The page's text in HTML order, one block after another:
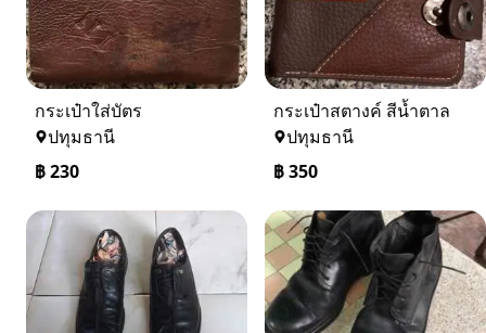
กระเป๋าใส่บัตร
ปทุมธานี
฿230
กระเป๋าสตางค์ สีน้ำตาล
ปทุมธานี
฿350